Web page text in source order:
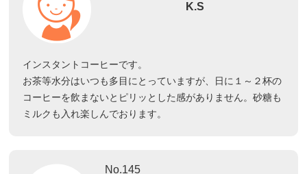
K.S
インスタントコーヒーです。
お茶等水分はいつも多目にとっていますが、日に１～２杯の
コーヒーを飲まないとピリッとした感がありません。砂糖も
ミルクも入れ楽しんでおります。
No.145